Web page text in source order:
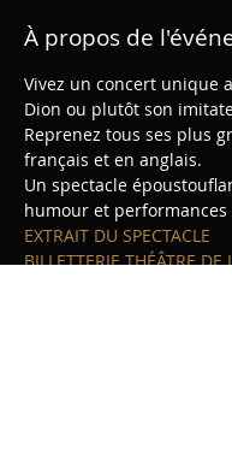
À propos de
Vivez un concert unique
Dion ou plutôt son
Reprenez tous ses plus
français et en anglais.
Un spectacle
humour et performances
EXTRAIT DU SPECTACLE
BILLETTERIE THÉÂTRE DE